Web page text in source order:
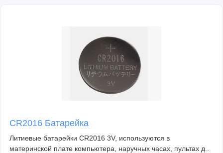
CR2016 Батарейка
Литиевые батарейки CR2016 3V, используются в
материнской плате компьютера, наручных часах, пультах д..